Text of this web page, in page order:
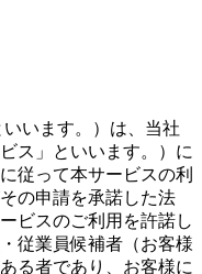
います。）は、当社
ス」といいます。）に
従って本サービスの利
の申請を承諾した法
ビスのご利用を許諾し
従業員候補者（お客様
る者であり、お客様に